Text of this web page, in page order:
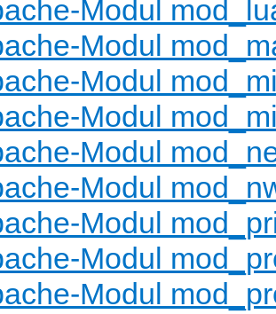
Modul
Modul
Modul
Modul
Modul
Modul
Modul
Modul
Modul